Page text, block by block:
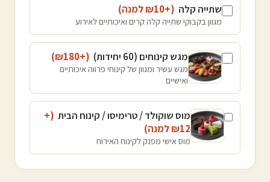
שתייה קלה (+₪
10 למנה)
מגוון בקבוקי שתייה קלה קרים ואיכותיים לאירוע
מגש קינוחים (60 יחידות) (+₪
180
)
מגש עשיר ומגוון של קינוחי פרווה איכותיים
ואישיים
מוס שוקולד / טרימיסו / קינוח הבית (+
₪12 למנה)
מוס אישי מפנק לקינוח האירוח